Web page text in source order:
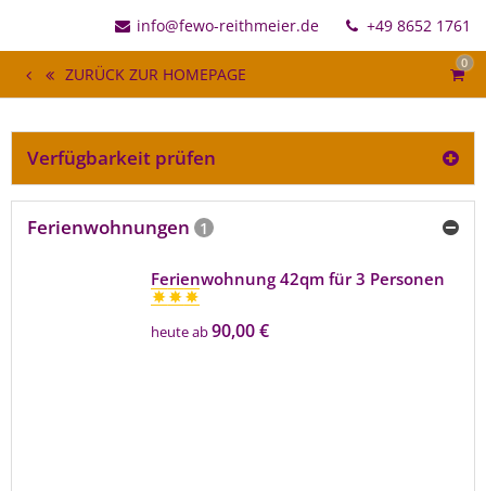
info@fewo-reithmeier.de +49 8652 1761
0
ZURÜCK ZUR HOMEPAGE
Verfügbarkeit prüfen
Ferienwohnungen 1
Ferienwohnung 42qm für 3 Personen
heute ab90,00 €